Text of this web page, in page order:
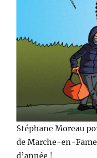
Stéphane Moreau
de Marche-en-
d’année !